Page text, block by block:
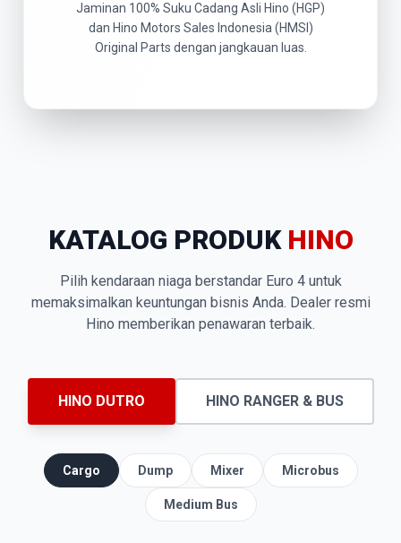
Jaminan 100% Suku Cadang Asli Hino (HGP)
dan Hino Motors Sales Indonesia (HMSI)
Original Parts dengan jangkauan luas.
KATALOG PRODUK HINO
Pilih kendaraan niaga berstandar Euro 4 untuk
memaksimalkan keuntungan bisnis Anda. Dealer resmi
Hino memberikan penawaran terbaik.
HINO DUTRO HINO RANGER & BUS
Cargo Dump Mixer Microbus
Medium Bus